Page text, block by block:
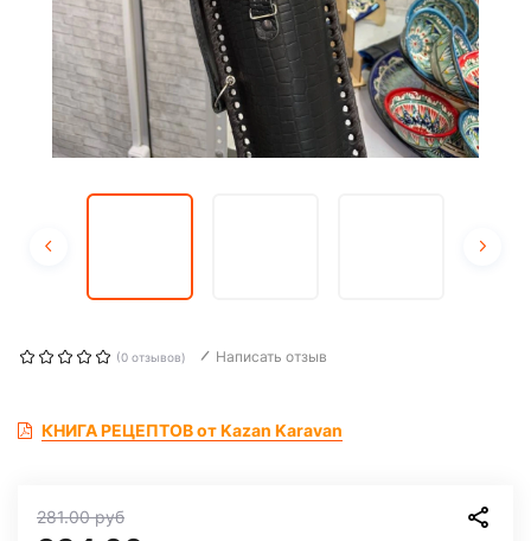
(0 отзывов) Написать отзыв
КНИГА РЕЦЕПТОВ от Kazan Karavan
281.00руб